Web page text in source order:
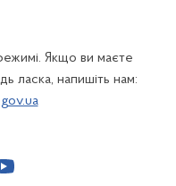
Якщо ви маєте
ласка, напишіть нам: